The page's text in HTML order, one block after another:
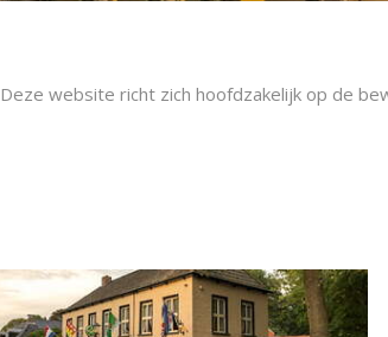
Deze website richt zich hoofdzakelijk op de